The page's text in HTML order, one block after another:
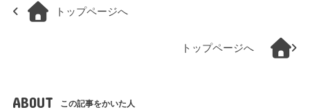
トップページへ
トップページへ
ABOUT この記事をかいた人